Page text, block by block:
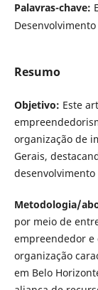
Palavras-chave:
Resumo
Objetivo: Este
organização de
Gerais,
desenvolvimento
Metodologia/
por meio de
empreendedor e
organização
em Belo